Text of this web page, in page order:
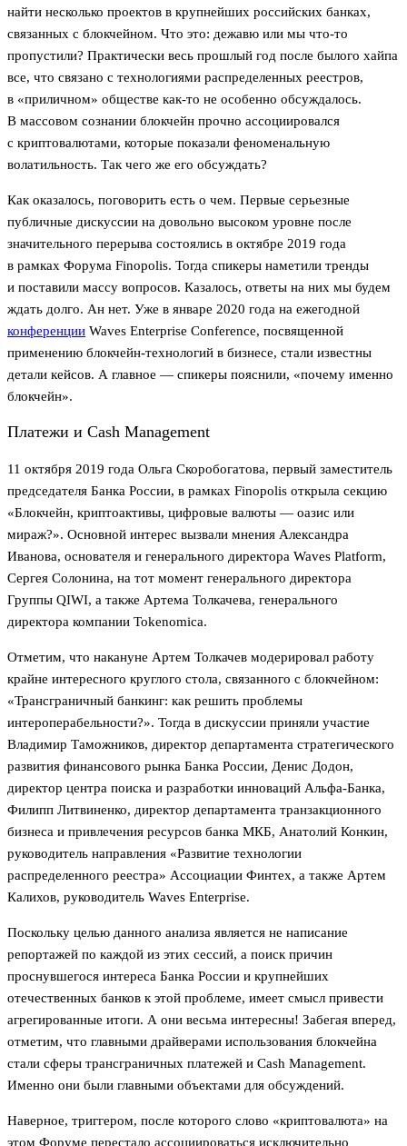
найти несколько проектов в крупнейших российских банках,
связанных с блокчейном. Что это: дежавю или мы что-то
пропустили? Практически весь прошлый год после былого хайпа
все, что связано с технологиями распределенных реестров,
в «приличном» обществе как-то не особенно обсуждалось.
В массовом сознании блокчейн прочно ассоциировался
с криптовалютами, которые показали феноменальную
волатильность. Так чего же его обсуждать?
Как оказалось, поговорить есть о чем. Первые серьезные
публичные дискуссии на довольно высоком уровне после
значительного перерыва состоялись в октябре 2019 года
в рамках Форума Finopolis. Тогда спикеры наметили тренды
и поставили массу вопросов. Казалось, ответы на них мы будем
ждать долго. Ан нет. Уже в январе 2020 года на ежегодной
конференции Waves Enterprise Conference, посвященной
применению блокчейн-технологий в бизнесе, стали известны
детали кейсов. А главное — спикеры пояснили, «почему именно
блокчейн».
Платежи и Cash Management
11 октября 2019 года Ольга Скоробогатова, первый заместитель
председателя Банка России, в рамках Finopolis открыла секцию
«Блокчейн, криптоактивы, цифровые валюты — оазис или
мираж?». Основной интерес вызвали мнения Александра
Иванова, основателя и генерального директора Waves Platform,
Сергея Солонина, на тот момент генерального директора
Группы QIWI, а также Артема Толкачева, генерального
директора компании Tokenomica.
Отметим, что накануне Артем Толкачев модерировал работу
крайне интересного круглого стола, связанного с блокчейном:
«Трансграничный банкинг: как решить проблемы
интероперабельности?». Тогда в дискуссии приняли участие
Владимир Таможников, директор департамента стратегического
развития финансового рынка Банка России, Денис Додон,
директор центра поиска и разработки инноваций Альфа-Банка,
Филипп Литвиненко, директор департамента транзакционного
бизнеса и привлечения ресурсов банка МКБ, Анатолий Конкин,
руководитель направления «Развитие технологии
распределенного реестра» Ассоциации Финтех, а также Артем
Калихов, руководитель Waves Enterprise.
Поскольку целью данного анализа является не написание
репортажей по каждой из этих сессий, а поиск причин
проснувшегося интереса Банка России и крупнейших
отечественных банков к этой проблеме, имеет смысл привести
агрегированные итоги. А они весьма интересны! Забегая вперед,
отметим, что главными драйверами использования блокчейна
стали сферы трансграничных платежей и Cash Management.
Именно они были главными объектами для обсуждений.
Наверное, триггером, после которого слово «криптовалюта» на
этом Форуме перестало ассоциироваться исключительно